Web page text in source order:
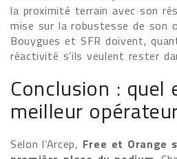
la proximité terrain avec son
mise sur la robustesse de son
Bouygues et SFR doivent,
réactivité s’ils veulent rester
Conclusion : quel
meilleur
Selon l’Arcep, Free et Orange